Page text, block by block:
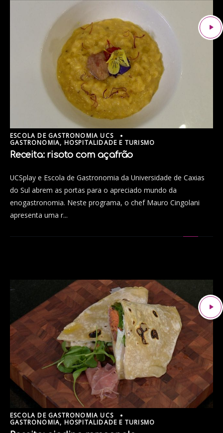
ESCOLA DE GASTRONOMIA UCS
GASTRONOMIA, HOSPITALIDADE E TURISMO
Receita: risoto com açafrão
UCSplay e Escola de Gastronomia da Universidade de Caxias
do Sul abrem as portas para o apreciado mundo da
enogastronomia. Neste programa, o chef Mauro Cingolani
apresenta uma r...
ESCOLA DE GASTRONOMIA UCS
GASTRONOMIA, HOSPITALIDADE E TURISMO